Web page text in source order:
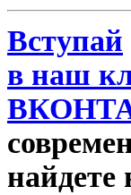
Вступай
в наш
найдете